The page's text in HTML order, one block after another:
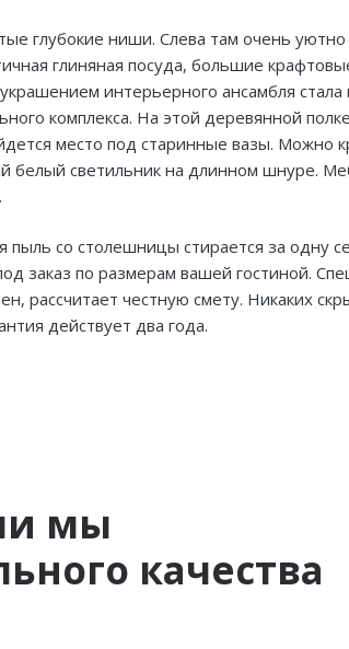
глубокие ниши. Слева там очень уютно
глиняная посуда, большие
интерьерного ансамбля
комплекса. На этой деревянной
место под старинные вазы. Можно
белый светильник на длинном шнуре.
со столешницы стирается за одну
заказ по размерам вашей гостиной.
рассчитает честную смету. Никаких
действует два года.
мы
качества